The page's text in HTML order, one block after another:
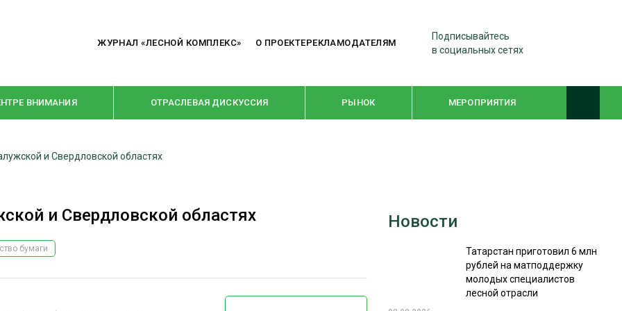
ЖУРНАЛ «ЛЕСНОЙ КОМПЛЕКС» О ПРОЕКТЕРЕКЛАМОДАТЕЛЯМ
Подписывайтесь
в социальных сетях
ВНИМАНИЯ ОТРАСЛЕВАЯ ДИСКУССИЯ РЫНОК МЕРОПРИЯТИЯ
ДОМОСТРОЕНИЕ
КРУПНЫМ ПЛАНОМ
ПРЕДПРИЯТИЯ ЛПК
WOODEX-2021
СУШКА ДРЕВЕСИНЫ
и Свердловской областях
и Свердловской областях
бумаги
Новости
Татарстан приготовил 6 млн
рублей на матподдержку
молодых специалистов
лесной отрасли